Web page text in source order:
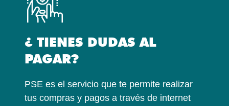
¿ TIENES DUDAS AL
PAGAR?
PSE es el servicio que te permite realizar
tus compras y pagos a través de internet